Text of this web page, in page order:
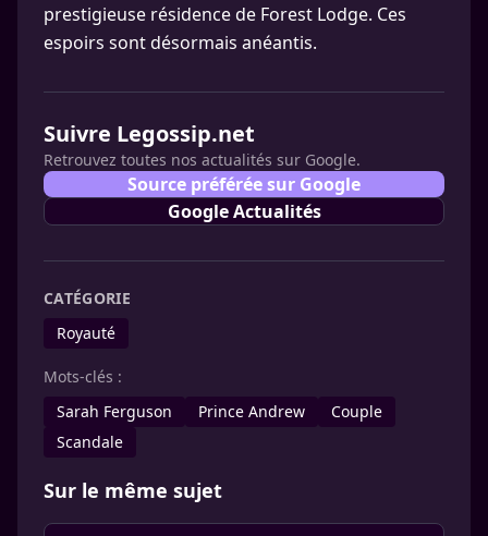
prestigieuse résidence de Forest Lodge. Ces
espoirs sont désormais anéantis.
Suivre Legossip.net
Retrouvez toutes nos actualités sur Google.
Source préférée sur Google
Google Actualités
CATÉGORIE
Royauté
Mots-clés :
Sarah Ferguson
Prince Andrew
Couple
Scandale
Sur le même sujet